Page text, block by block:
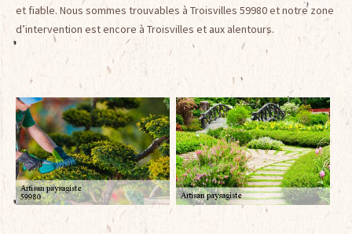
et fiable. Nous sommes trouvables à Troisvilles 59980 et notre zone
d’intervention est encore à Troisvilles et aux alentours.